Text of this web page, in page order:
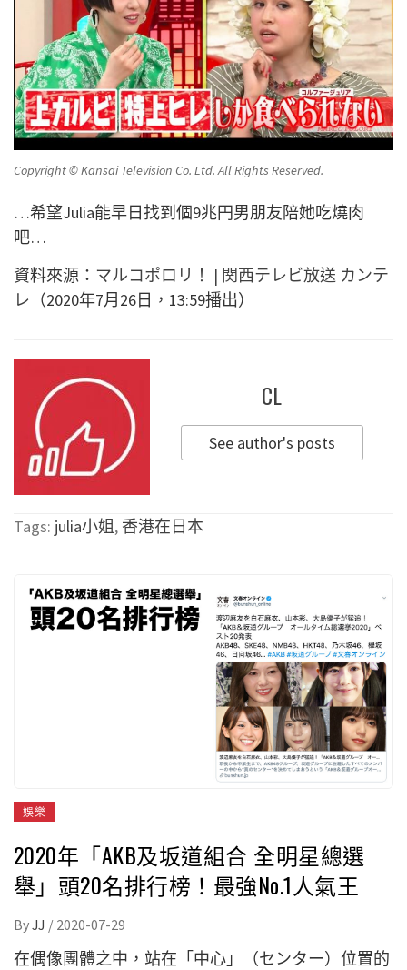
Copyright © Kansai Television Co. Ltd. All Rights Reserved.
…希望Julia能早日找到個9兆円男朋友陪她吃燒肉
吧…
資料來源： マルコポロリ！ | 関西テレビ放送 カンテ
レ （2020年7月26日，13:59播出）
CL
See author's posts
Tags: julia小姐, 香港在日本
娛樂
2020年「AKB及坂道組合 全明星總選
舉」頭20名排行榜！最強No.1人氣王
ByJJ / 2020-07-29
在偶像團體之中，站在「中心」（センター）位置的